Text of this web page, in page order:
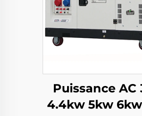
Puissance AC
4.4kw 5kw